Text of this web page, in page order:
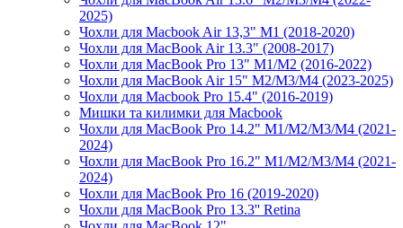
2025)
Чохли для Macbook Air 13,3" M1 (2018-2020)
Чохли для MacBook Air 13.3" (2008-2017)
Чохли для MacBook Pro 13" M1/M2 (2016-2022)
Чохли для MacBook Air 15" M2/M3/M4 (2023-2025)
Чохли для Macbook Pro 15.4" (2016-2019)
Мишки та килимки для Macbook
Чохли для MacBook Pro 14.2" M1/M2/M3/M4 (2021-
2024)
Чохли для MacBook Pro 16.2" M1/M2/M3/M4 (2021-
2024)
Чохли для MacBook Pro 16 (2019-2020)
Чохли для MacBook Pro 13.3'' Retina